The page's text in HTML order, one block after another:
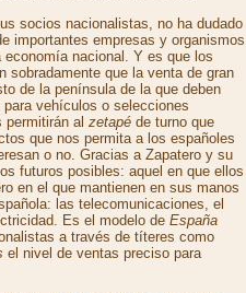
socios nacionalistas, no ha dudado
importantes empresas y organismos
nacional. Y es que los
que la venta de gran
de la península de la que deben
vehículos o selecciones
permitirán al zetapé de turno que
que nos permita a los españoles
o no. Gracias a Zapatero y su
futuros posibles: aquel en que ellos
en el que mantienen en sus manos
las telecomunicaciones, el
Es el modelo de España
a través de títeres como
el nivel de ventas preciso para